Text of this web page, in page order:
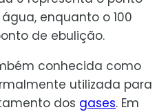
enquanto o 100
de ebulição.
conhecida como
utilizada para
dos gases. Em